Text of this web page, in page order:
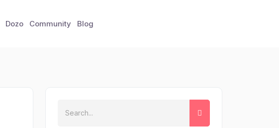
Dozo Community Blog